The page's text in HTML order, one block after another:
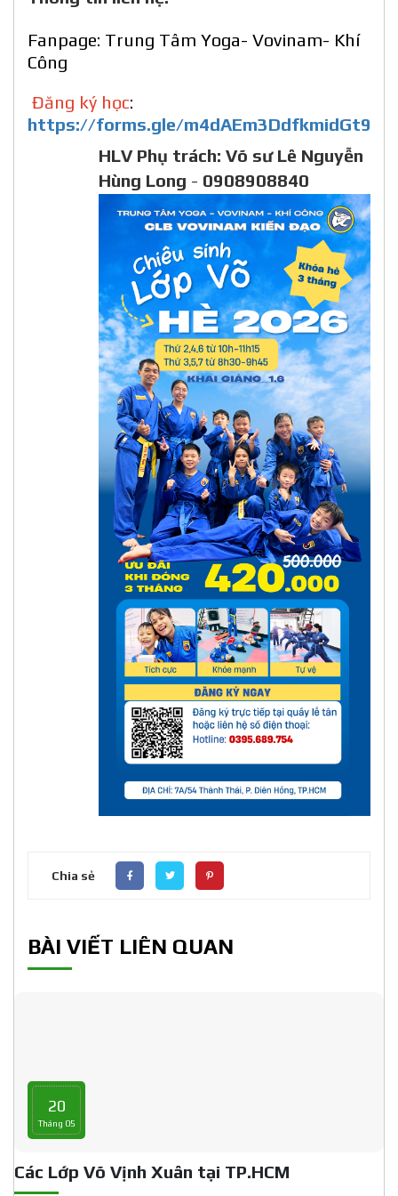
Fanpage: Trung Tâm Yoga- Vovinam- Khí
Công
Đăng ký học:
https://forms.gle/m4dAEm3DdfkmidGt9
HLV Phụ trách: Võ sư Lê Nguyễn
Hùng Long - 0908908840
Chia sẻ
BÀI VIẾT LIÊN QUAN
20
Tháng 05
Các Lớp Võ Vịnh Xuân tại TP.HCM